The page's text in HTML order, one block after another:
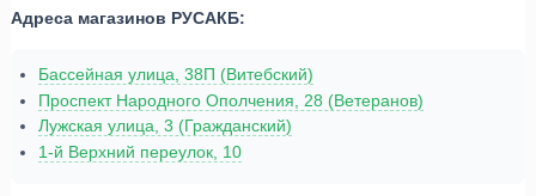
Адреса магазинов РУСАКБ:
Бассейная улица, 38П (Витебский)
Проспект Народного Ополчения, 28 (Ветеранов)
Лужская улица, 3 (Гражданский)
1-й Верхний переулок, 10